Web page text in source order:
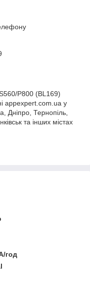
P800 (BL169)
appexpert.com.ua у
Дніпро, Тернопіль,
та інших містах
год